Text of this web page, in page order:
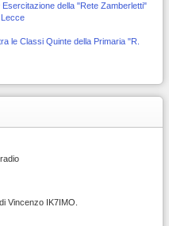
della "Rete Zamberletti"
le Classi Quinte della Primaria "R.
Vincenzo IK7IMO.